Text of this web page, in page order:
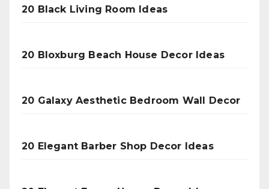
20 Black Living Room Ideas
20 Bloxburg Beach House Decor Ideas
20 Galaxy Aesthetic Bedroom Wall Decor
20 Elegant Barber Shop Decor Ideas